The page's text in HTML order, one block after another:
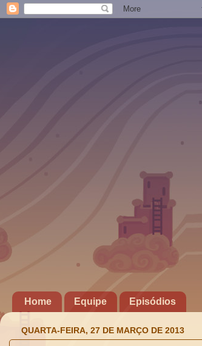
Home Equipe Episódios
QUARTA-FEIRA, 27 DE MARÇO DE 2013